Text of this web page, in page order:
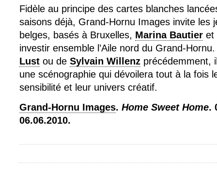
Fidèle au principe des cartes blanches
saisons déjà, Grand-Hornu Images invite les
belges, basés à Bruxelles, Marina Bautier et
investir ensemble l’Aile nord du Grand-
Lust ou de Sylvain Willenz précédemment,
une scénographie qui dévoilera tout à la fois
sensibilité et leur univers créatif.
Grand-Hornu Images. Home Sweet Home.
06.06.2010.